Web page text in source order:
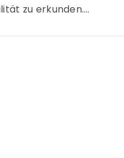
zu erkunden….